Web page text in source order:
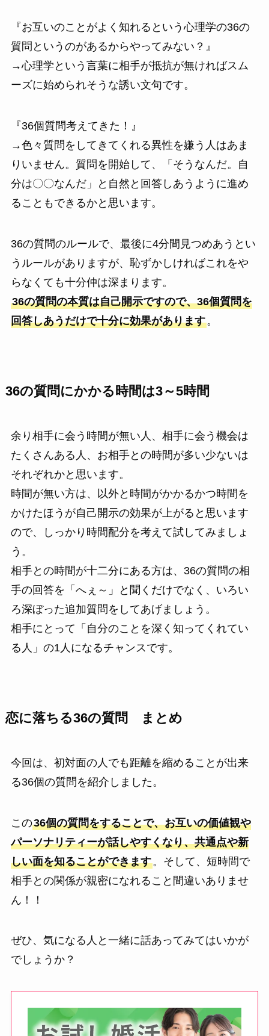
『お互いのことがよく知れるという心理学の36の
質問というのがあるからやってみない？』
→心理学という言葉に相手が抵抗が無ければスム
ーズに始められそうな誘い文句です。
『36個質問考えてきた！』
→色々質問をしてきてくれる異性を嫌う人はあま
りいません。質問を開始して、「そうなんだ。自
分は〇〇なんだ」と自然と回答しあうように進め
ることもできるかと思います。
36の質問のルールで、最後に4分間見つめあうとい
うルールがありますが、恥ずかしければこれをや
らなくても十分仲は深まります。
36の質問の本質は自己開示ですので、36個質問を
回答しあうだけで十分に効果があります。
36の質問にかかる時間は3～5時間
余り相手に会う時間が無い人、相手に会う機会は
たくさんある人、お相手との時間が多い少ないは
それぞれかと思います。
時間が無い方は、以外と時間がかかるかつ時間を
かけたほうが自己開示の効果が上がると思います
ので、しっかり時間配分を考えて試してみましょ
う。
相手との時間が十二分にある方は、36の質問の相
手の回答を「へぇ～」と聞くだけでなく、いろい
ろ深ぼった追加質問をしてあげましょう。
相手にとって「自分のことを深く知ってくれてい
る人」の1人になるチャンスです。
恋に落ちる36の質問 まとめ
今回は、初対面の人でも距離を縮めることが出来
る36個の質問を紹介しました。
この36個の質問をすることで、お互いの価値観や
パーソナリティーが話しやすくなり、共通点や新
しい面を知ることができます。そして、短時間で
相手との関係が親密になれること間違いありませ
ん！！
ぜひ、気になる人と一緒に話あってみてはいかが
でしょうか？